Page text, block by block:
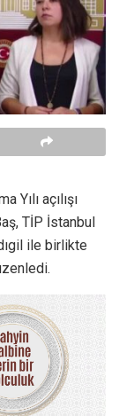
Yılı açılışı
TİP İstanbul
ile birlikte